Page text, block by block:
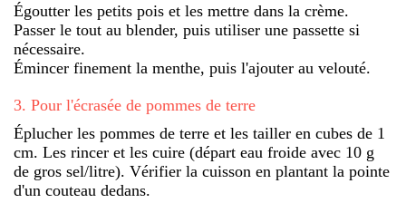
Égoutter les petits pois et les mettre dans la crème.
Passer le tout au blender, puis utiliser une passette si
nécessaire.
Émincer finement la menthe, puis l'ajouter au velouté.
3. Pour l'écrasée de pommes de terre
Éplucher les pommes de terre et les tailler en cubes de 1
cm. Les rincer et les cuire (départ eau froide avec 10 g
de gros sel/litre). Vérifier la cuisson en plantant la pointe
d'un couteau dedans.